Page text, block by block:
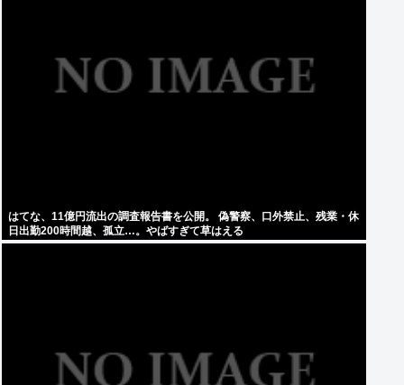
はてな、11億円流出の調査報告書を公開。 偽警察、口外禁止、残業・休
日出勤200時間越、孤立…。やばすぎて草はえる